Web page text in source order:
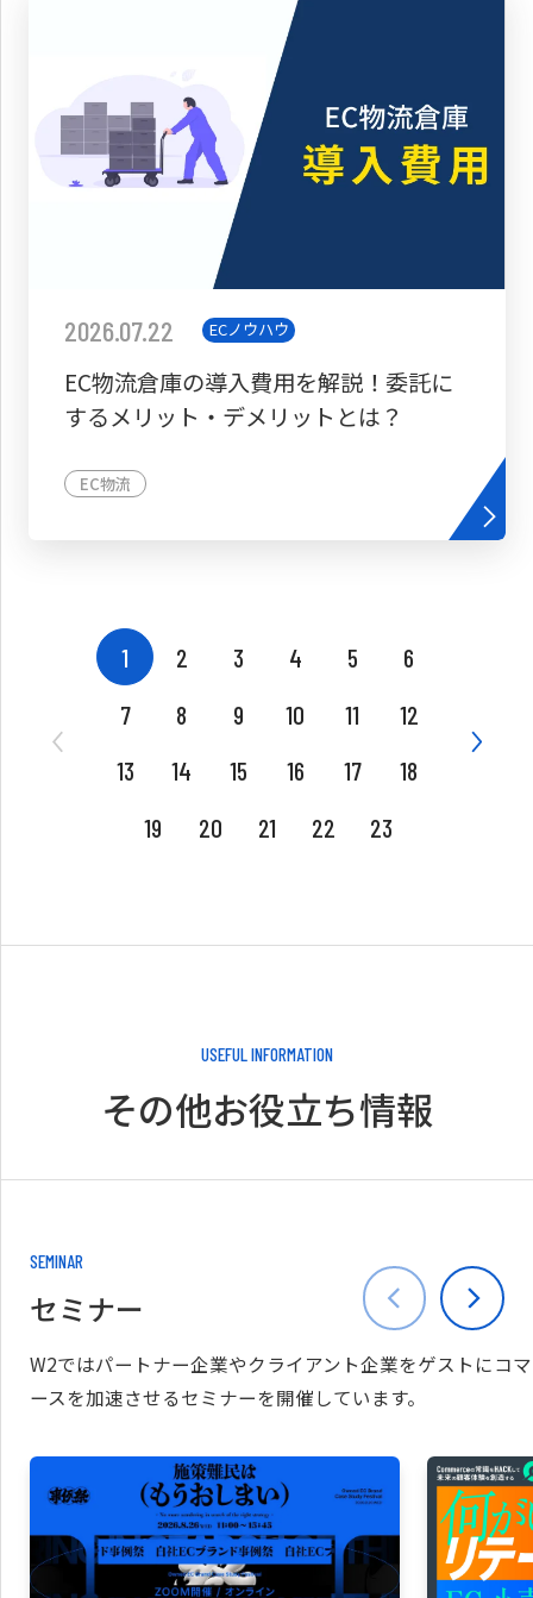
2026.07.22 ECノウハウ
EC物流倉庫の導入費用を解説！委託に
するメリット・デメリットとは？
EC物流
1 2 3 4 5
6
7
8 9 10 11
12
13
14 15 16 17
18
19
20 21 22 23
USEFUL INFORMATION
その他お役立ち情報
SEMINAR
セミナー
W2ではパートナー企業やクライアント企業をゲストにコマ
ースを加速させるセミナーを開催しています。